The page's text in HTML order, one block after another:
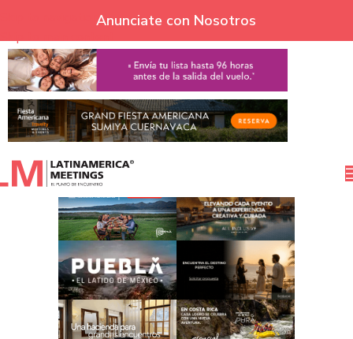
Skip to navigation
Skip to main content
Anunciate con Nosotros